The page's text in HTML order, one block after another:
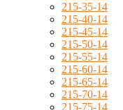
215-35-14
215-40-14
215-45-14
215-50-14
215-55-14
215-60-14
215-65-14
215-70-14
215-75-14